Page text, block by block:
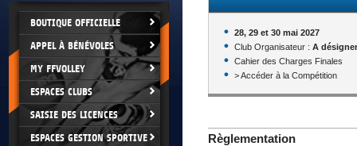
BOUTIQUE OFFICIELLE
APPEL À BÉNÉVOLES
MY FFVOLLEY
ESPACES CLUBS
SAISIE DES LICENCES
ESPACES GESTION SPORTIVE
28, 29 et 30 mai 2027
Club Organisateur : A désigner
Cahier des Charges Finales
> Accéder à la Compétition
Règlementation